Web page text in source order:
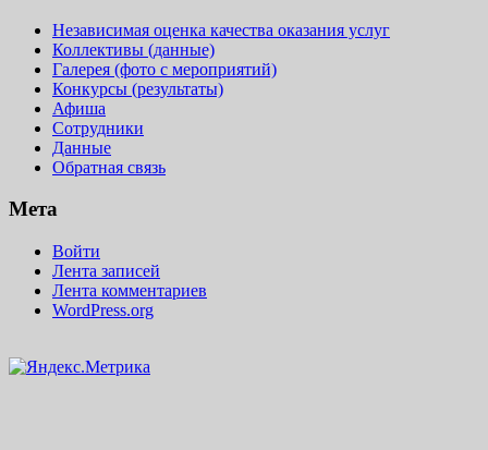
Независимая оценка качества оказания услуг
Коллективы (данные)
Галерея (фото с мероприятий)
Конкурсы (результаты)
Афиша
Сотрудники
Данные
Обратная связь
Мета
Войти
Лента записей
Лента комментариев
WordPress.org